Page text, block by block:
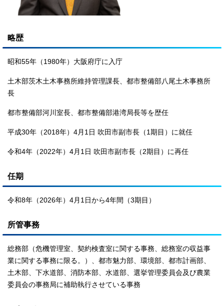
略歴
昭和55年（1980年）大阪府庁に入庁
土木部茨木土木事務所維持管理課長、都市整備部八尾土木事務所
長
都市整備部河川室長、都市整備部港湾局長等を歴任
平成30年（2018年）4月1日 吹田市副市長（1期目）に就任
令和4年（2022年）4月1日 吹田市副市長（2期目）に再任
任期
令和8年（2026年）4月1日から4年間（3期目）
所管事務
総務部（危機管理室、契約検査室に関する事務、総務室の収益事
業に関する事務に限る。）、都市魅力部、環境部、都市計画部、
土木部、下水道部、消防本部、水道部、選挙管理委員会及び農業
委員会の事務局に補助執行させている事務